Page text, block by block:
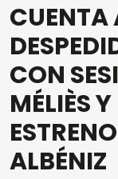
CUENTA
CON
MÉLIÈS
ALBÉNIZ